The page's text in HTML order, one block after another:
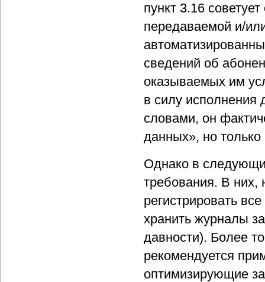
пункт 3.16
передаваемой и/
сведений об
оказываемых им
в силу исполнения
словами, он
данных», но
Однако в
требования. В них,
регистрировать
хранить журналы
давности). Более
рекомендуется
оптимизирующие